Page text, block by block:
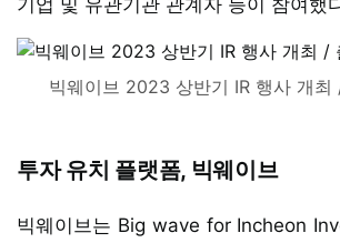
빅웨이브 2023 상반기 IR 행사 개
투자 유치 플랫폼, 빅웨이브
빅웨이브는 Big wave for Incheon